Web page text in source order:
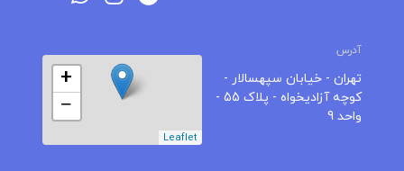
آدرس
تهران - خیابان سپهسالار -
کوچه آزادیخواه - پلاک 55 -
واحد 9
+
−
Leaflet